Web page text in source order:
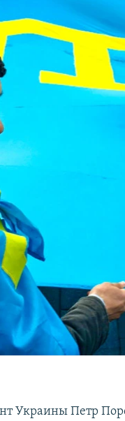
Украины Петр